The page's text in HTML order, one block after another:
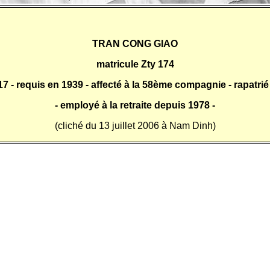
TRAN CONG GIAO
matricule Zty 174
- requis en 1939 - affecté à la 58ème compagnie -
- employé à la retraite depuis 1978 -
(cliché du 13 juillet 2006 à Nam Dinh)